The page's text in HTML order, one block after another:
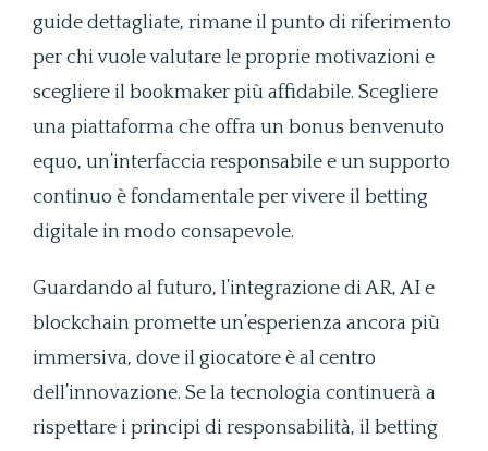
guide dettagliate, rimane il punto di riferimento
per chi vuole valutare le proprie motivazioni e
scegliere il bookmaker più affidabile. Scegliere
una piattaforma che offra un bonus benvenuto
equo, un’interfaccia responsabile e un supporto
continuo è fondamentale per vivere il betting
digitale in modo consapevole.
Guardando al futuro, l’integrazione di AR, AI e
blockchain promette un’esperienza ancora più
immersiva, dove il giocatore è al centro
dell’innovazione. Se la tecnologia continuerà a
rispettare i principi di responsabilità, il betting